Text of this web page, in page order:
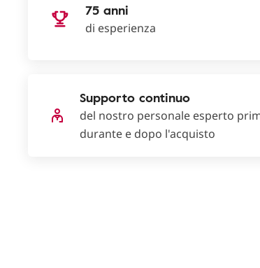
75 anni
di esperienza
Supporto continuo
del nostro personale esperto
durante e dopo l'acquisto